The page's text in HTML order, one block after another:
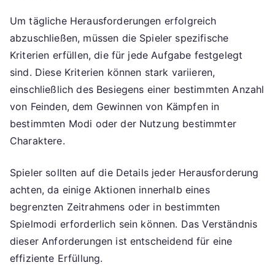
Um tägliche Herausforderungen erfolgreich
abzuschließen, müssen die Spieler spezifische
Kriterien erfüllen, die für jede Aufgabe festgelegt
sind. Diese Kriterien können stark variieren,
einschließlich des Besiegens einer bestimmten Anzahl
von Feinden, dem Gewinnen von Kämpfen in
bestimmten Modi oder der Nutzung bestimmter
Charaktere.
Spieler sollten auf die Details jeder Herausforderung
achten, da einige Aktionen innerhalb eines
begrenzten Zeitrahmens oder in bestimmten
Spielmodi erforderlich sein können. Das Verständnis
dieser Anforderungen ist entscheidend für eine
effiziente Erfüllung.